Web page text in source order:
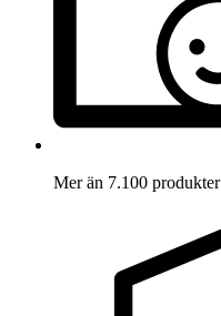
Mer än 7.100 produkter